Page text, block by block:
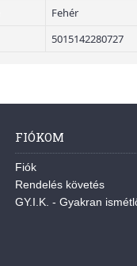
Fehér
5015142280727
FIÓKOM
Fiók
Rendelés követés
GY.I.K. - Gyakran